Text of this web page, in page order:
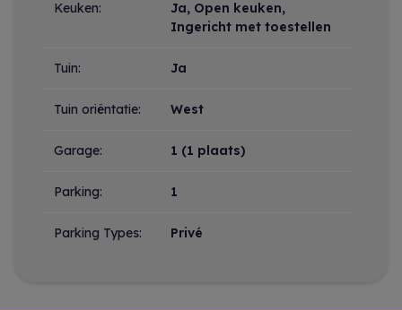
Keuken: Ja, Open keuken,
Ingericht met toestellen
Tuin: Ja
Tuin oriëntatie: West
Garage: 1 (1 plaats)
Parking: 1
Parking Types: Privé